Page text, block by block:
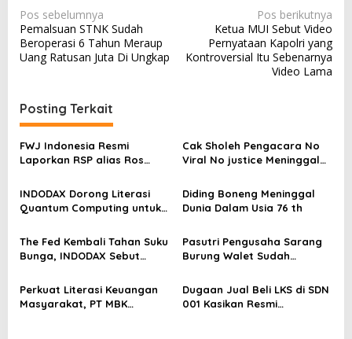
N
a
v
g
a
s
i
p
o
s
Pos sebelumnya
Pemalsuan STNK Sudah
Beroperasi 6 Tahun Meraup
Uang Ratusan Juta Di Ungkap
Pos berikutnya
Ketua MUI Sebut Video
Pernyataan Kapolri yang
Kontroversial Itu Sebenarnya
Video Lama
Posting Terkait
FWJ Indonesia Resmi
Laporkan RSP alias Ros
Cak Sholeh Pengacara No
Viral No justice Meninggal
INDODAX Dorong Literasi
Quantum Computing untuk
Blockchain
Diding Boneng Meninggal
Dunia Dalam Usia 76 th
The Fed Kembali Tahan Suku
Bunga, INDODAX Sebut
Sentimen Pasar
Pasutri Pengusaha Sarang
Burung Walet Sudah
Pelapor Desak Polda Jambi
Segera Lakukan Penahanan
Perkuat Literasi Keuangan
Masyarakat, PT MBK
Dugaan Jual Beli LKS di SDN
001 Kasikan Resmi